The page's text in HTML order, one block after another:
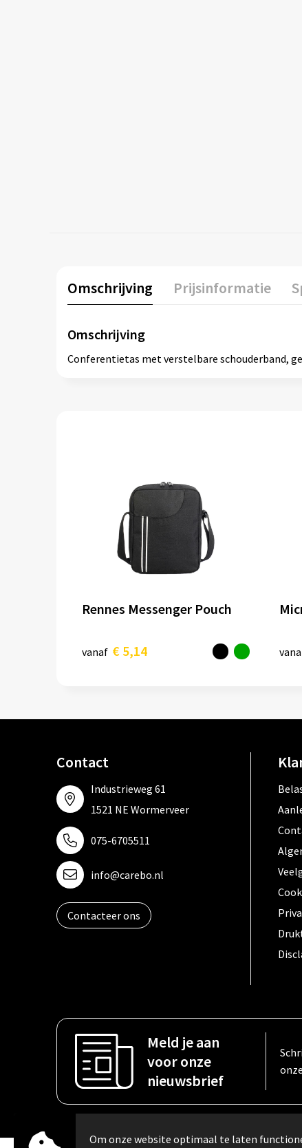
Omschrijving Prijsinformatie
Omschrijving
Conferentietas met verstelbare schouderband,
Rennes Messenger Pouch
vanaf € 5,14
Contact
Industrieweg 61
1521 NE Wormerveer
075-6705511
info@carebo.nl
Contacteer ons
Meld je aan
voor onze
nieuwsbrief
Om onze website optimaal te laten